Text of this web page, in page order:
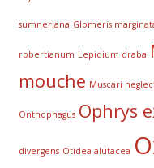
sumneriana Glomeris
robertianum Lepidium draba
mouche Muscari
Onthophagus Ophrys
divergens Otidea alutacea